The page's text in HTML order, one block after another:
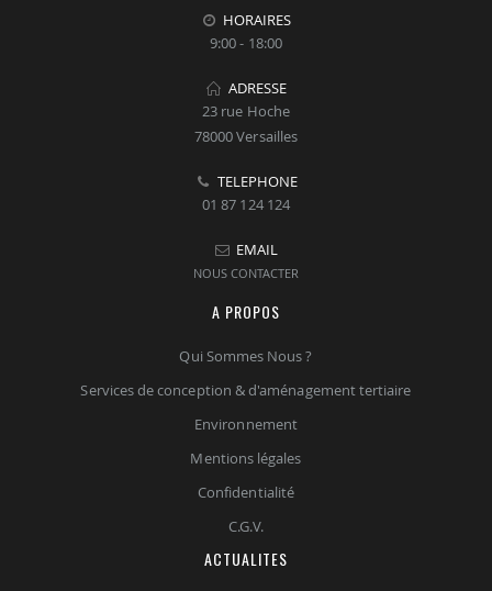
HORAIRES
9:00 - 18:00
ADRESSE
23 rue Hoche
78000 Versailles
TELEPHONE
01 87 124 124
EMAIL
NOUS CONTACTER
A PROPOS
Qui Sommes Nous ?
Services de conception & d'aménagement tertiaire
Environnement
Mentions légales
Confidentialité
C.G.V.
ACTUALITES